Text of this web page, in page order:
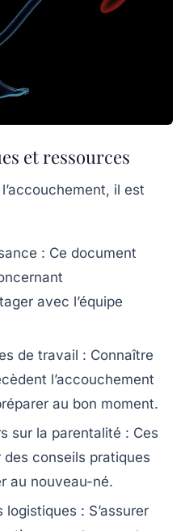
et ressources
il est
: Ce document
avec l’équipe
de travail : Connaître
l’accouchement
au bon moment.
sur la parentalité : Ces
conseils pratiques
au nouveau-né.
logistiques : S’assurer